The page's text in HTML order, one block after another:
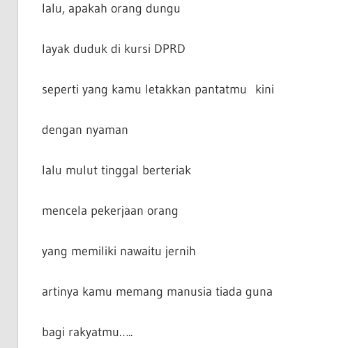
lalu, apakah orang dungu
layak duduk di kursi DPRD
seperti yang kamu letakkan pantatmu kini
dengan nyaman
lalu mulut tinggal berteriak
mencela pekerjaan orang
yang memiliki nawaitu jernih
artinya kamu memang manusia tiada guna
bagi rakyatmu…..